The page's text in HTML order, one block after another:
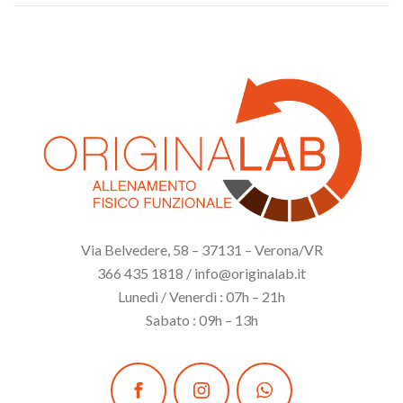
Via Belvedere, 58 – 37131 – Verona/VR
366 435 1818 / info@originalab.it
Lunedì / Venerdì : 07h – 21h
Sabato : 09h – 13h